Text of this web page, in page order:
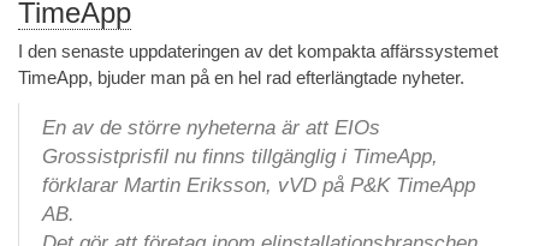
TimeApp
I den senaste uppdateringen av det kompakta affärssystemet
TimeApp, bjuder man på en hel rad efterlängtade nyheter.
En av de större nyheterna är att EIOs
Grossistprisfil nu finns tillgänglig i TimeApp,
förklarar Martin Eriksson, vVD på P&K TimeApp
AB.